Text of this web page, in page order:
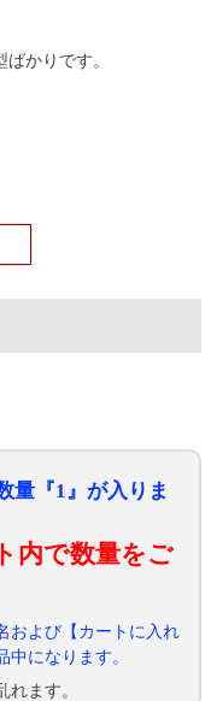
かりです。
量『1』が入りま
内で数量をご
および【カートに入れ
になります。
ます。